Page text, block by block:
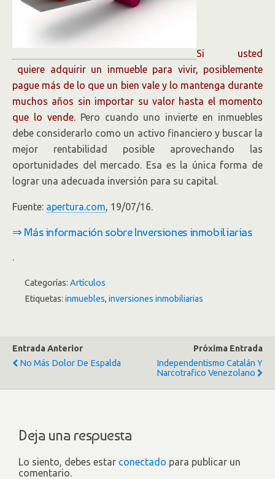
Si usted
quiere adquirir un inmueble para vivir, posiblemente
pague más de lo que un bien vale y lo mantenga durante
muchos años sin importar su valor hasta el momento
que lo vende.Pero cuando uno invierte en inmuebles
debe considerarlo como un activo financiero y buscar la
mejor rentabilidad posible aprovechando las
oportunidades del mercado. Esa es la única forma de
lograr una adecuada inversión para su capital.
Fuente: apertura.com, 19/07/16.
⇒ Más información sobre Inversiones inmobiliarias
.
Categorías: Artículos
Etiquetas: inmuebles, inversiones inmobiliarias
Entrada Anterior
No Más Dolor De Espalda
Próxima Entrada
Independentismo Catalán Y
Narcotrafico Venezolano
Deja una respuesta
Lo siento, debes estar conectado para publicar un
comentario.